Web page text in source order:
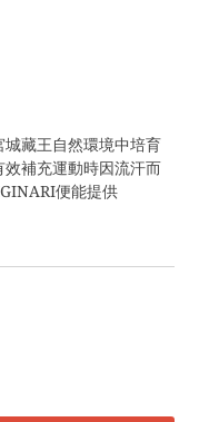
藏王自然環境中培育
補充運動時因流汗而
便能提供